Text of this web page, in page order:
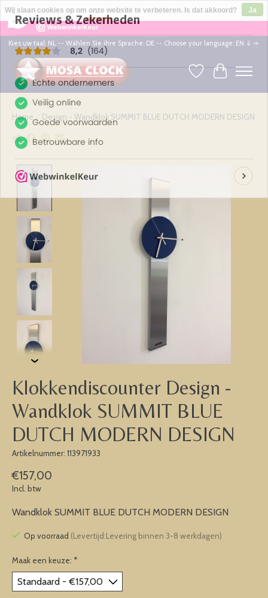
8,2
164 Reviews ×
Kies uw taal: NL -- Wählen Sie ihre Sprache: DE -- Choose your language: EN ⇓ ⇒
Verlanglijst
Home Design - Wandklok SUMMIT BLUE DUTCH MODERN DESIGN
Klokkendiscounter Design -
Wandklok SUMMIT BLUE
DUTCH MODERN DESIGN
Artikelnummer: 113971933
€157,00
Incl. btw
Wandklok SUMMIT BLUE DUTCH MODERN DESIGN
Op voorraad (Levertijd:Levering binnen 3-8 werkdagen)
Maak een keuze: *
Wij slaan cookies op om onze website te verbeteren. Is dat akkoord?
Ja
Nee
Meer over cookies »